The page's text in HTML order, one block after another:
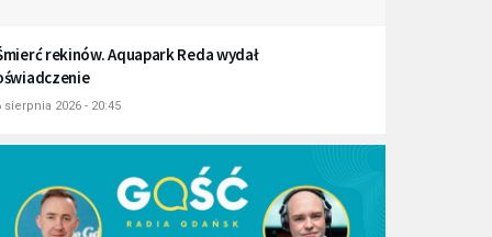
rekinów. Aquapark Reda wydał
sierpnia 2026 - 20:45